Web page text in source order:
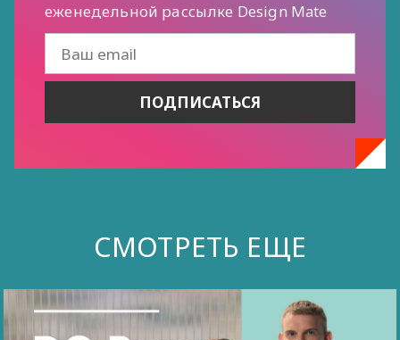
еженедельной рассылке Design Mate
СМОТРЕТЬ ЕЩЕ